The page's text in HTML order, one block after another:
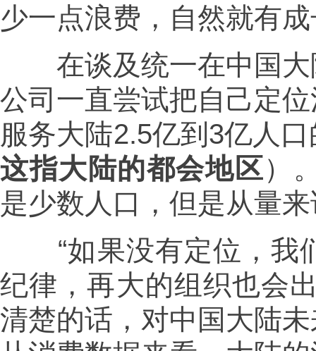
少一点浪费，自然就有
在谈及统一在中国大
公司一直尝试把自己定
服务大陆2.5亿到3亿人
这指大陆的都会地区）
是少数人口，但是从量
“如果没有定位，我
纪律，再大的组织也会
清楚的话，对中国大陆